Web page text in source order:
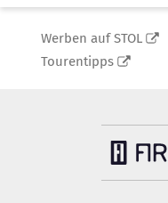
Werben auf STOL
Tourentipps